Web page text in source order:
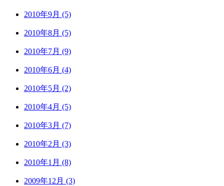
2010年9月 (5)
2010年8月 (5)
2010年7月 (9)
2010年6月 (4)
2010年5月 (2)
2010年4月 (5)
2010年3月 (7)
2010年2月 (3)
2010年1月 (8)
2009年12月 (3)